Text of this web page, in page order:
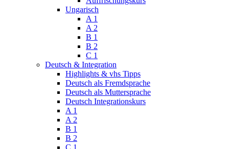
Ungarisch
A 1
A 2
B 1
B 2
C 1
Deutsch & Integration
Highlights & vhs Tipps
Deutsch als Fremdsprache
Deutsch als Muttersprache
Deutsch Integrationskurs
A 1
A 2
B 1
B 2
C 1